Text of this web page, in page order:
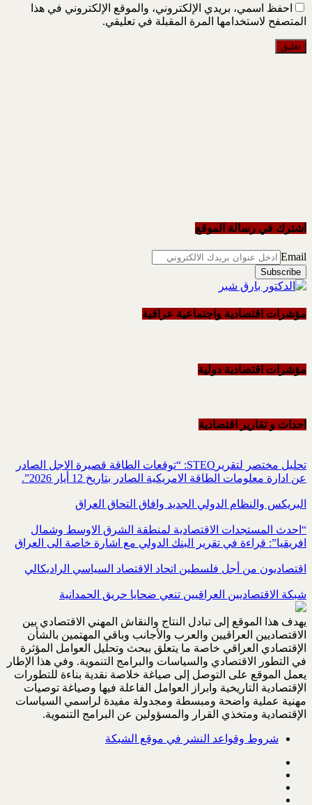
احفظ اسمي، بريدي الإلكتروني، والموقع الإلكتروني في هذا
المتصفح لاستخدامها المرة المقبلة في تعليقي.
اشترك في رسالة الموقع
Email
مؤشرات اقتصادية واجتماعية عراقية
مؤشرات اقتصادية دولية
احداث و تقاریر اقتصادیة
تحليل مختصر لتقريرSTEO‏: “توقعات الطاقة قصيرة الاجل الصادر
عن ادارة معلومات الطاقة الامريكية ‏الصادر بتاريخ 12 أيار 2026”.‏
البريكس والنظام الدولي الجديد وافاق التحاق العراق
“احدث المستجدات الاقتصادية لمنطقة الشرق الاوسط وشمال
افريقيا”: قراءة في تقرير البنك الدولي مع اشارة خاصة الى العراق
اقتصاديون من أجل فلسطين اتحاد الاقتصاد السياسي الراديكالي
شبكة الاقتصاديين العراقيين تنعي ضحايا حريق الحمدانية
يهدف هذا الموقع إلى تبادل النتاج والنقاش المهني الاقتصادي بين
الاقتصاديين العراقيين والعرب والأجانب وباقي المهتمين بالشأن
الإقتصادي العراقي خاصة ما يتعلق ببحث وتحليل العوامل المؤثرة
في التطور الاقتصادي والسياسات والبرامج التنموية. وفي هذا الإطار
يعمل الموقع على التوصل إلى صياغة خلاصة نقدية بناءة للتطورات
الإقتصادية التاريخية وابراز العوامل الفاعلة فيها وصياغة توصيات
مهنية عملية واضحة ومبسطة ومجدولة مفيدة لراسمي السياسات
الإقتصادية ومتخذي القرار والمسؤولين عن البرامج التنموية.
شروط وقواعد النشر في موقع الشبكة